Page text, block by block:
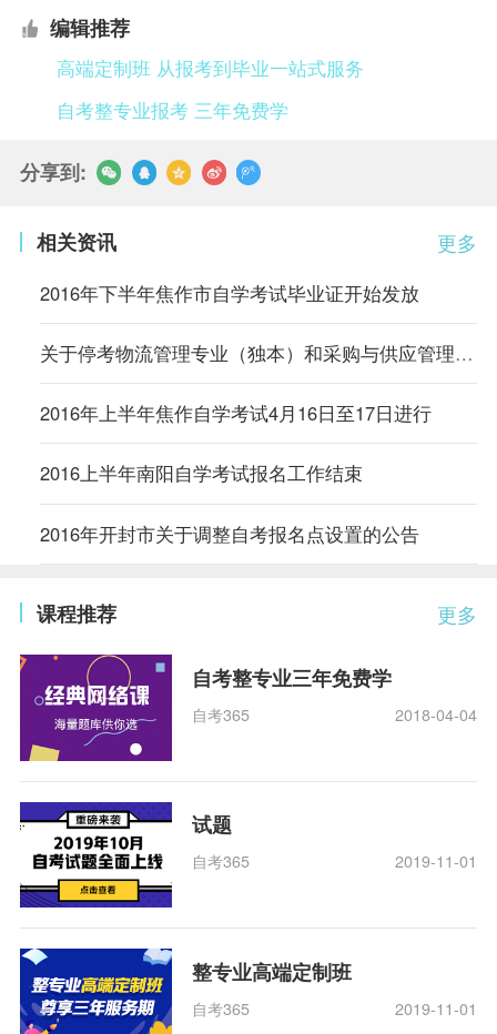
编辑推荐
高端定制班 从报考到毕业一站式服务
自考整专业报考 三年免费学
分享到:
更多
相关资讯
2016年下半年焦作市自学考试毕业证开始发放
关于停考物流管理专业（独本）和采购与供应管理专业（独本）的通知
2016年上半年焦作自学考试4月16日至17日进行
2016上半年南阳自学考试报名工作结束
2016年开封市关于调整自考报名点设置的公告
更多
课程推荐
自考整专业三年免费学
自考365 2018-04-04
试题
自考365 2019-11-01
整专业高端定制班
自考365 2019-11-01